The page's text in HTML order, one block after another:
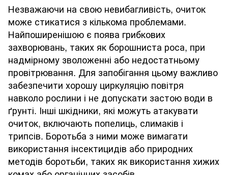
Незважаючи на свою невибагливість, очиток
може стикатися з кількома проблемами.
Найпоширенішою є поява грибкових
захворювань, таких як борошниста роса, при
надмірному зволоженні або недостатньому
провітрювання. Для запобігання цьому важливо
забезпечити хорошу циркуляцію повітря
навколо рослини і не допускати застою води в
ґрунті. Інші шкідники, які можуть атакувати
очиток, включають попелиць, слимаків і
трипсів. Боротьба з ними може вимагати
використання інсектицидів або природних
методів боротьби, таких як використання хижих